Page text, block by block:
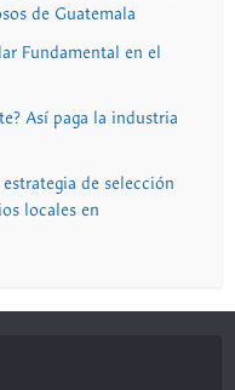
de Guatemala
Fundamental en el
Así paga la industria
de selección
locales en